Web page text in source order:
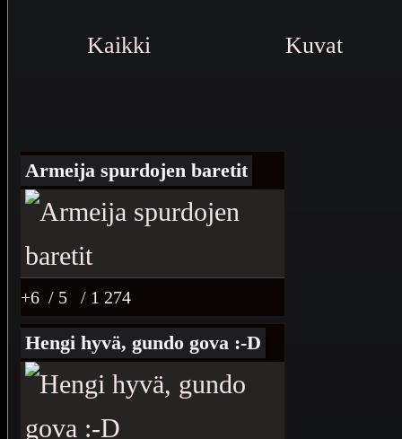
Spurdoa
Kaikki Kuvat
Armeija spurdojen baretit
+6 / 5 / 1 274
Hengi hyvä, gundo gova :-D